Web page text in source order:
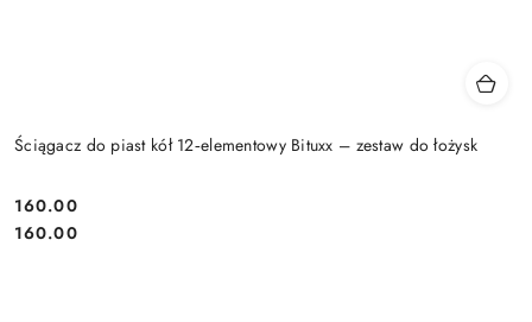
Ściągacz do piast kół 12‑elementowy Bituxx – zestaw do łożysk
Cena:
160.00
Cena:
160.00